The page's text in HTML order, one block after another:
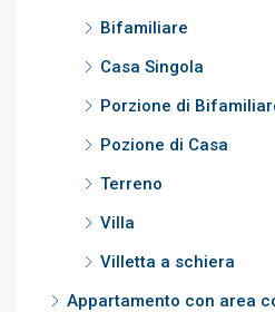
Bifamiliare
Casa Singola
Porzione di
Pozione di Casa
Terreno
Villa
Villetta a schiera
Appartamento con area